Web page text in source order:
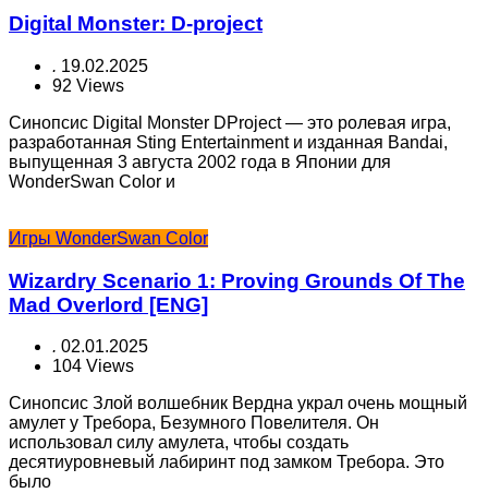
Digital Monster: D-project
. 19.02.2025
92 Views
Синопсис Digital Monster DProject — это ролевая игра,
разработанная Sting Entertainment и изданная Bandai,
выпущенная 3 августа 2002 года в Японии для
WonderSwan Color и
Игры WonderSwan Color
Wizardry Scenario 1: Proving Grounds Of The
Mad Overlord [ENG]
. 02.01.2025
104 Views
Синопсис Злой волшебник Вердна украл очень мощный
амулет у Требора, Безумного Повелителя. Он
использовал силу амулета, чтобы создать
десятиуровневый лабиринт под замком Требора. Это
было